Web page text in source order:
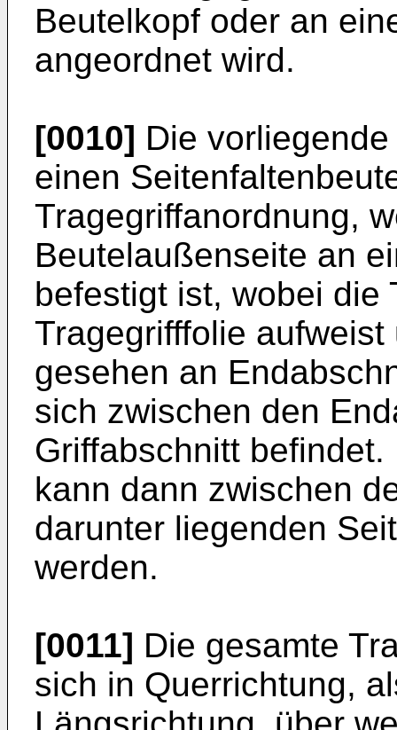
Beutelkopf oder an
angeordnet wird.
[0010] Die
einen
Tragegriffanordnung,
Beutelaußenseite an
befestigt ist, wobei die
Tragegrifffolie
gesehen an
sich zwischen den
Griffabschnitt
kann dann zwischen
darunter liegenden
werden.
[0011] Die gesamte
sich in Querrichtung,